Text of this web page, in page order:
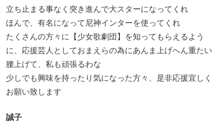
立ち止まる事なく突き進んで大スターになってくれ
ほんで、有名になって尼神インターを使ってくれ
たくさんの方々に【少女歌劇団】を知ってもらえるよう
に、応援芸人としておまえらの為にあんま上げへん重たい
腰上げて、私も頑張るわな
少しでも興味を持ったり気になった方々、是非応援宜しく
お願い致します
誠子